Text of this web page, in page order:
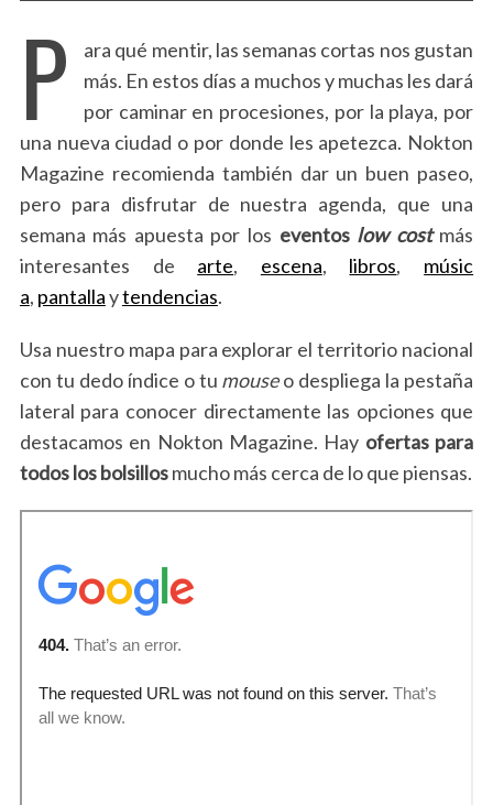
P
ara qué mentir, las semanas cortas nos gustan
más. En estos días a muchos y muchas les dará
por caminar en procesiones, por la playa, por
una nueva ciudad o por donde les apetezca. Nokton
Magazine recomienda también dar un buen paseo,
pero para disfrutar de nuestra agenda, que una
semana más apuesta por los eventos low costmás
interesantes de arte, escena, libros, músic
a, pantallaytendencias.
Usa nuestro mapa para explorar el territorio nacional
con tu dedo índice o tu mouseo despliega la pestaña
lateral para conocer directamente las opciones que
destacamos en Nokton Magazine. Hay ofertas para
todos los bolsillosmucho más cerca de lo que piensas.